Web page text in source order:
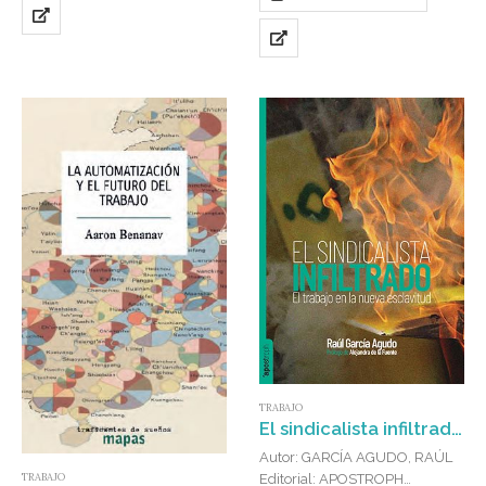
TRABAJO
TRABAJO
El sindicalista infiltrado : El trabajo en la era de la nueva esclavitud
Autor: GARCÍA AGUDO, RAÚL
Editorial: APOSTROPH